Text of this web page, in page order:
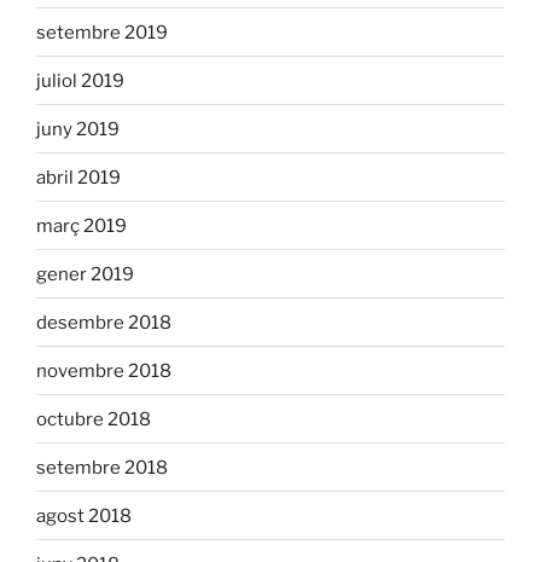
setembre 2019
juliol 2019
juny 2019
abril 2019
març 2019
gener 2019
desembre 2018
novembre 2018
octubre 2018
setembre 2018
agost 2018